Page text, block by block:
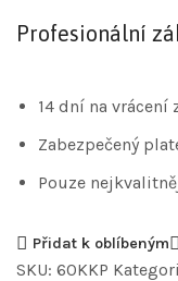
Profesionální
14 dní na vrácení
Zabezpečený
Pouze
Přidat k oblíbeným
SKU: 60KKP